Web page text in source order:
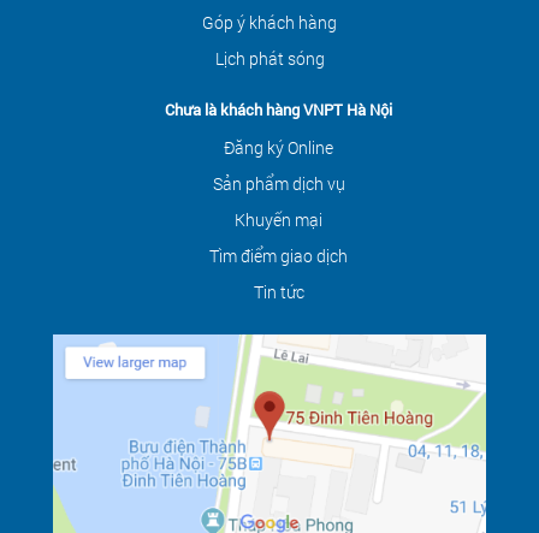
Góp ý khách hàng
Lịch phát sóng
Chưa là khách hàng VNPT Hà Nội
Đăng ký Online
Sản phẩm dịch vụ
Khuyến mại
Tìm điểm giao dịch
Tin tức